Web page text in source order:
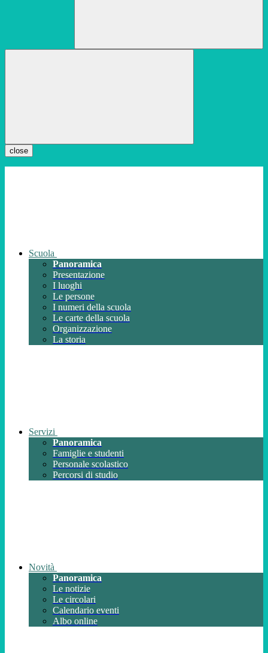
close
Scuola
Panoramica
Presentazione
I luoghi
Le persone
I numeri della scuola
Le carte della scuola
Organizzazione
La storia
Servizi
Panoramica
Famiglie e studenti
Personale scolastico
Percorsi di studio
Novità
Panoramica
Le notizie
Le circolari
Calendario eventi
Albo online